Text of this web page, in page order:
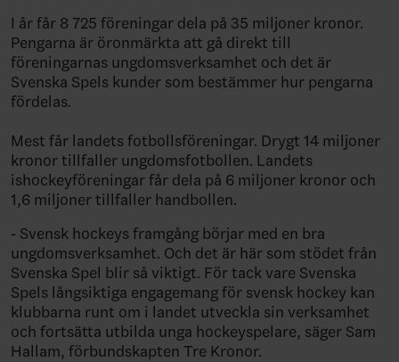
I år får 8 725 föreningar dela på 35 miljoner kronor.
Pengarna är öronmärkta att gå direkt till
föreningarnas ungdomsverksamhet och det är
Svenska Spels kunder som bestämmer hur pengarna
fördelas.
Mest får landets fotbollsföreningar. Drygt 14 miljoner
kronor tillfaller ungdomsfotbollen. Landets
ishockeyföreningar får dela på 6 miljoner kronor och
1,6 miljoner tillfaller handbollen.
- Svensk hockeys framgång börjar med en bra
ungdomsverksamhet. Och det är här som stödet från
Svenska Spel blir så viktigt. För tack vare Svenska
Spels långsiktiga engagemang för svensk hockey kan
klubbarna runt om i landet utveckla sin verksamhet
och fortsätta utbilda unga hockeyspelare, säger Sam
Hallam, förbundskapten Tre Kronor.